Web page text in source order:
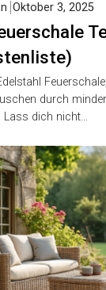
Oktober 3, 2025
durch
Lass dich nicht…